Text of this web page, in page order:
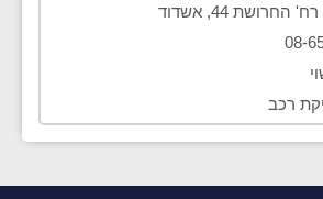
44, אשדוד
08-
רכב